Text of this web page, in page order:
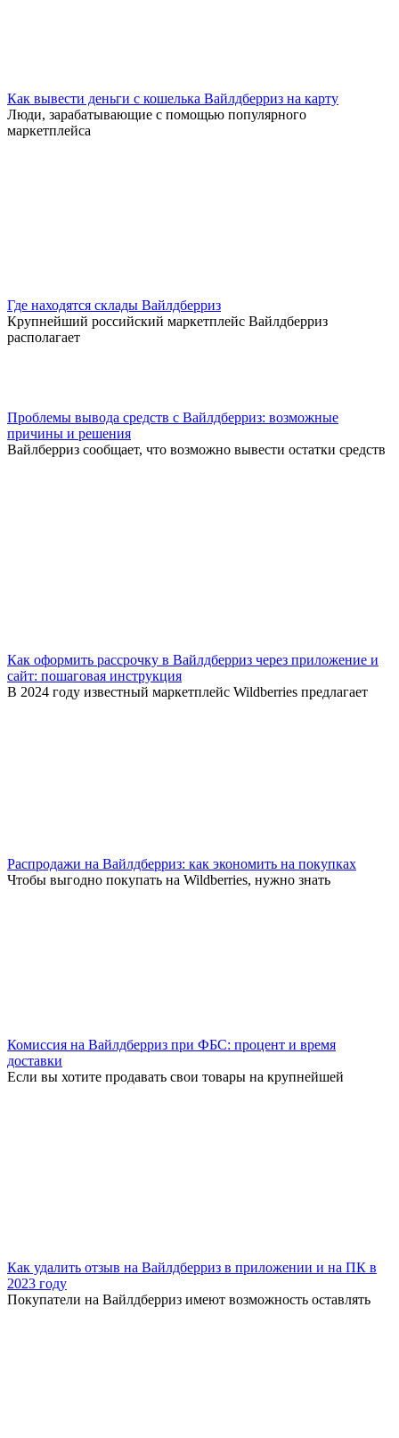
Как вывести деньги с кошелька Вайлдберриз на карту
Люди, зарабатывающие с помощью популярного
маркетплейса
Где находятся склады Вайлдберриз
Крупнейший российский маркетплейс Вайлдберриз
располагает
Проблемы вывода средств с Вайлдберриз: возможные
причины и решения
Вайлберриз сообщает, что возможно вывести остатки средств
Как оформить рассрочку в Вайлдберриз через приложение и
сайт: пошаговая инструкция
В 2024 году известный маркетплейс Wildberries предлагает
Распродажи на Вайлдберриз: как экономить на покупках
Чтобы выгодно покупать на Wildberries, нужно знать
Комиссия на Вайлдберриз при ФБС: процент и время
доставки
Если вы хотите продавать свои товары на крупнейшей
Как удалить отзыв на Вайлдберриз в приложении и на ПК в
2023 году
Покупатели на Вайлдберриз имеют возможность оставлять